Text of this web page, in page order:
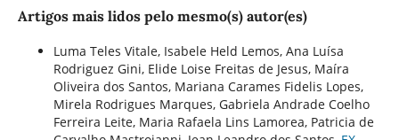
Artigos mais lidos pelo mesmo(s) autor(es)
Luma Teles Vitale, Isabele Held Lemos, Ana Luísa
Rodriguez Gini, Elide Loise Freitas de Jesus, Maíra
Oliveira dos Santos, Mariana Carames Fidelis Lopes,
Mirela Rodrigues Marques, Gabriela Andrade Coelho
Ferreira Leite, Maria Rafaela Lins Lamorea, Patricia de